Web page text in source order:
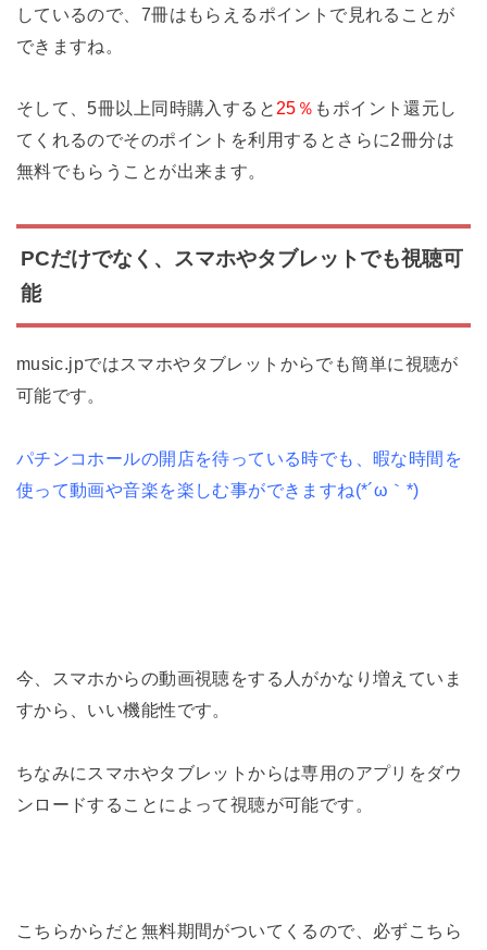
しているので、7冊はもらえるポイントで見れることが
できますね。
そして、5冊以上同時購入すると 25％ もポイント還元し
てくれるのでそのポイントを利用するとさらに2冊分は
無料でもらうことが出来ます。
PCだけでなく、スマホやタブレットでも視聴可
能
music.jpではスマホやタブレットからでも簡単に視聴が
可能です。
パチンコホールの開店を待っている時でも、暇な時間を
使って動画や音楽を楽しむ事ができますね(*´ω｀*)
今、スマホからの動画視聴をする人がかなり増えていま
すから、いい機能性です。
ちなみにスマホやタブレットからは専用のアプリをダウ
ンロードすることによって視聴が可能です。
こちらからだと無料期間がついてくるので、必ずこちら